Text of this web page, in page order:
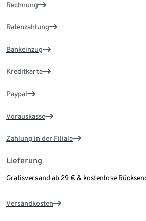
Rechnung
Ratenzahlung
Bankeinzug
Kreditkarte
Paypal
Vorauskasse
Zahlung in der Filiale
Lieferung
Gratisversand ab 29 € & kostenlose
Versandkosten